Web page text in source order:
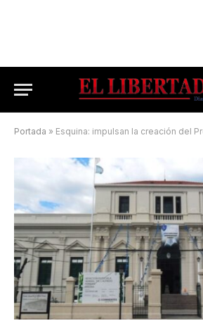
Portada » Esquina: impulsan la creación del